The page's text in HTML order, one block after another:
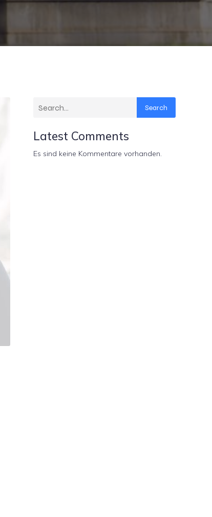
Search
Latest Comments
Es sind keine Kommentare vorhanden.